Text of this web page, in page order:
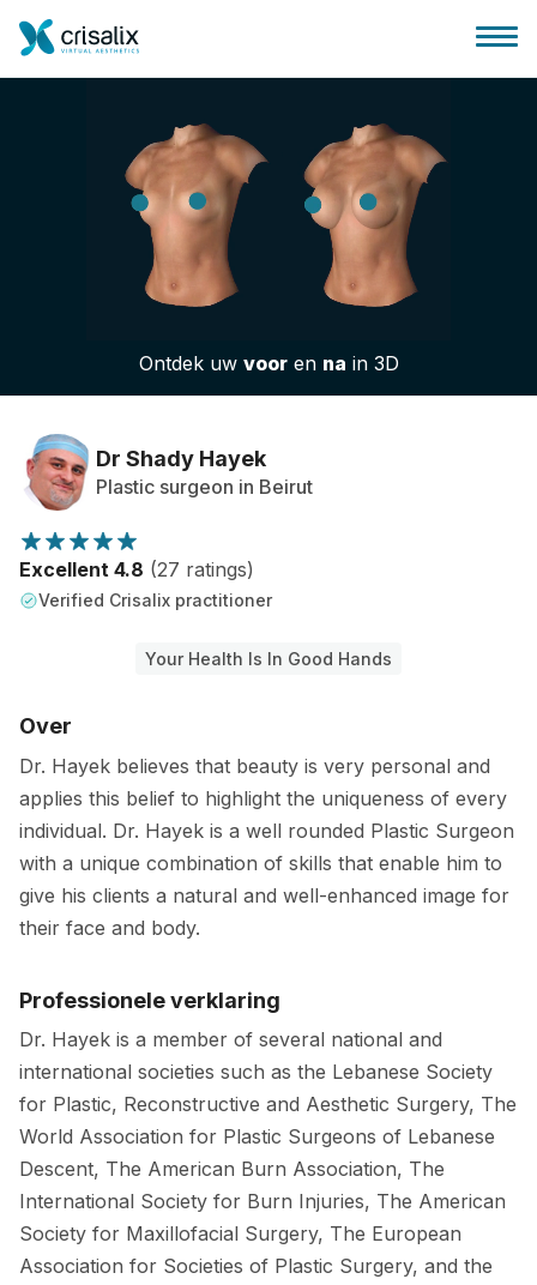
Huis chirurg
3D business platform
Patiëntrecensies
Ontdek uw vooren na in 3D
Dr Shady Hayek
Plastic surgeon in Beirut
Excellent 4.8 (27 ratings)
Verified Crisalix practitioner
Your Health Is In Good Hands
Over
Dr. Hayek believes that beauty is very personal and
applies this belief to highlight the uniqueness of every
individual. Dr. Hayek is a well rounded Plastic Surgeon
with a unique combination of skills that enable him to
give his clients a natural and well-enhanced image for
their face and body.
Professionele verklaring
Dr. Hayek is a member of several national and
international societies such as the Lebanese Society
for Plastic, Reconstructive and Aesthetic Surgery, The
World Association for Plastic Surgeons of Lebanese
Descent, The American Burn Association, The
International Society for Burn Injuries, The American
Society for Maxillofacial Surgery, The European
Association for Societies of Plastic Surgery, and the